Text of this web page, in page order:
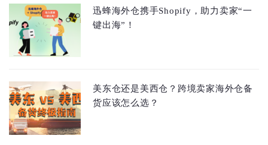
迅蜂海外仓携手Shopify，助力卖家“一
键出海”！
美东仓还是美西仓？跨境卖家海外仓备
货应该怎么选？